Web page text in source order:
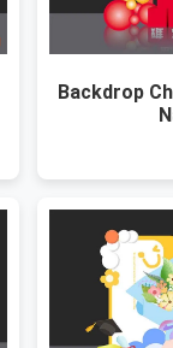
Backdrop